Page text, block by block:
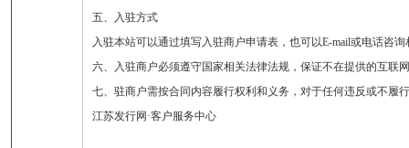
五、入驻方式
入驻本站可以通过填写入驻商户申请表，也可以E-mail或电话咨
六、入驻商户必须遵守国家相关法律法规，保证不在提供的互联
七、驻商户需按合同内容履行权利和义务，对于任何违反或不履
江苏发行网·客户服务中心